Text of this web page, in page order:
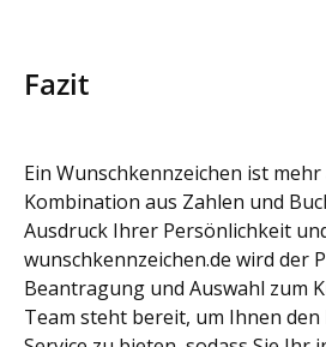
Fazit
Ein Wunschkennzeichen ist
Kombination aus Zahlen und
Ausdruck Ihrer Persönlichkeit
wunschkennzeichen.de wird der
Beantragung und Auswahl zum
Team steht bereit, um Ihnen